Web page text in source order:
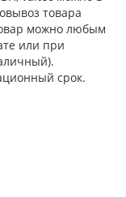
товара
можно любым
или при
срок.